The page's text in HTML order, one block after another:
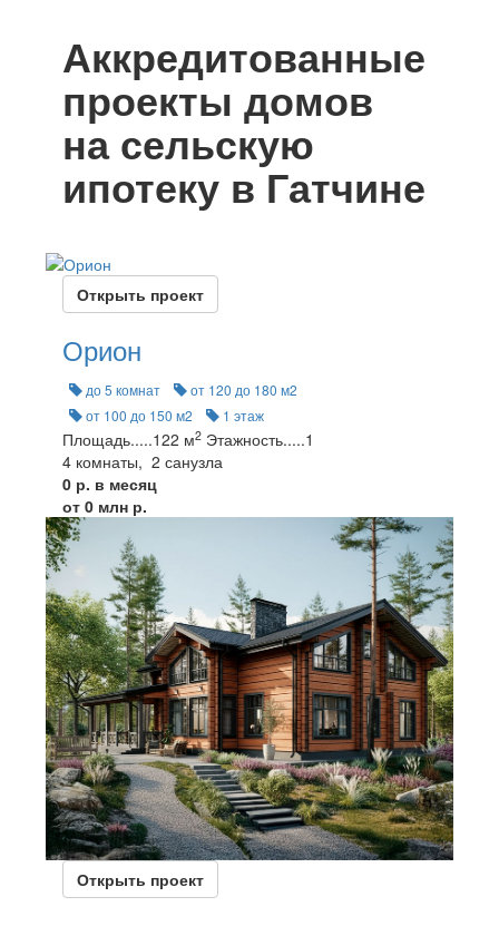
Аккредитованные
проекты домов
на сельскую
ипотеку в Гатчине
Открыть проект
Орион
до 5 комнат
от 120 до 180 м2
от 100 до 150 м2
1 этаж
Площадь.....122 м2 Этажность.....1
4 комнаты, 2 санузла
0 р. в месяц
от 0 млн р.
Открыть проект